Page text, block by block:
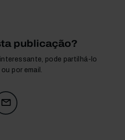
publicação?
pode partilhá-lo
por email.